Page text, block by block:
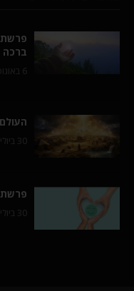
ברכה
6 באוגוסט 2026
30 ביולי 2026
30 ביולי 2026